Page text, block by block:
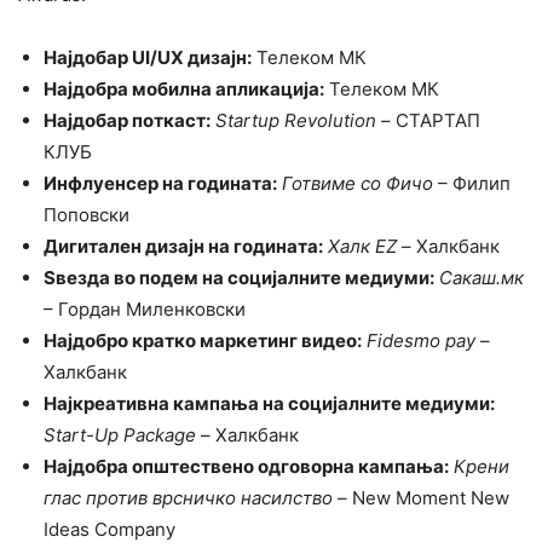
Најдобар UI/UX дизајн: Телеком МК
Најдобра мобилна апликација: Телеком МК
Најдобар поткаст: Startup Revolution – СТАРТАП
КЛУБ
Инфлуенсер на годината: Готвиме со Фичо – Филип
Поповски
Дигитален дизајн на годината: Халк EZ– Халкбанк
Ѕвезда во подем на социјалните медиуми: Сакаш.мк
– Гордан Миленковски
Најдобро кратко маркетинг видео: Fidesmo pay–
Халкбанк
Најкреативна кампања на социјалните медиуми:
Start-Up Package – Халкбанк
Најдобра општествено одговорна кампања: Крени
глас против врсничко насилство – New Moment New
Ideas Company